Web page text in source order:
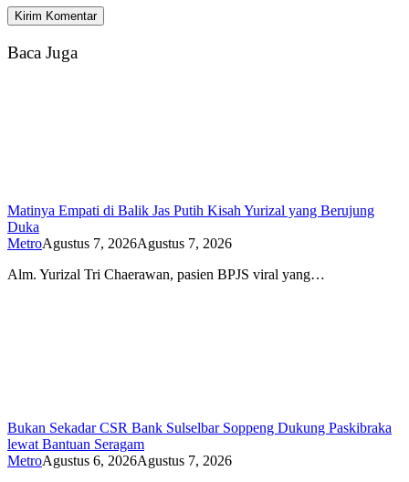
Baca Juga
Matinya Empati di Balik Jas Putih Kisah Yurizal yang Berujung
Duka
MetroAgustus 7, 2026Agustus 7, 2026
Alm. Yurizal Tri Chaerawan, pasien BPJS viral yang…
Bukan Sekadar CSR Bank Sulselbar Soppeng Dukung Paskibraka
lewat Bantuan Seragam
MetroAgustus 6, 2026Agustus 7, 2026